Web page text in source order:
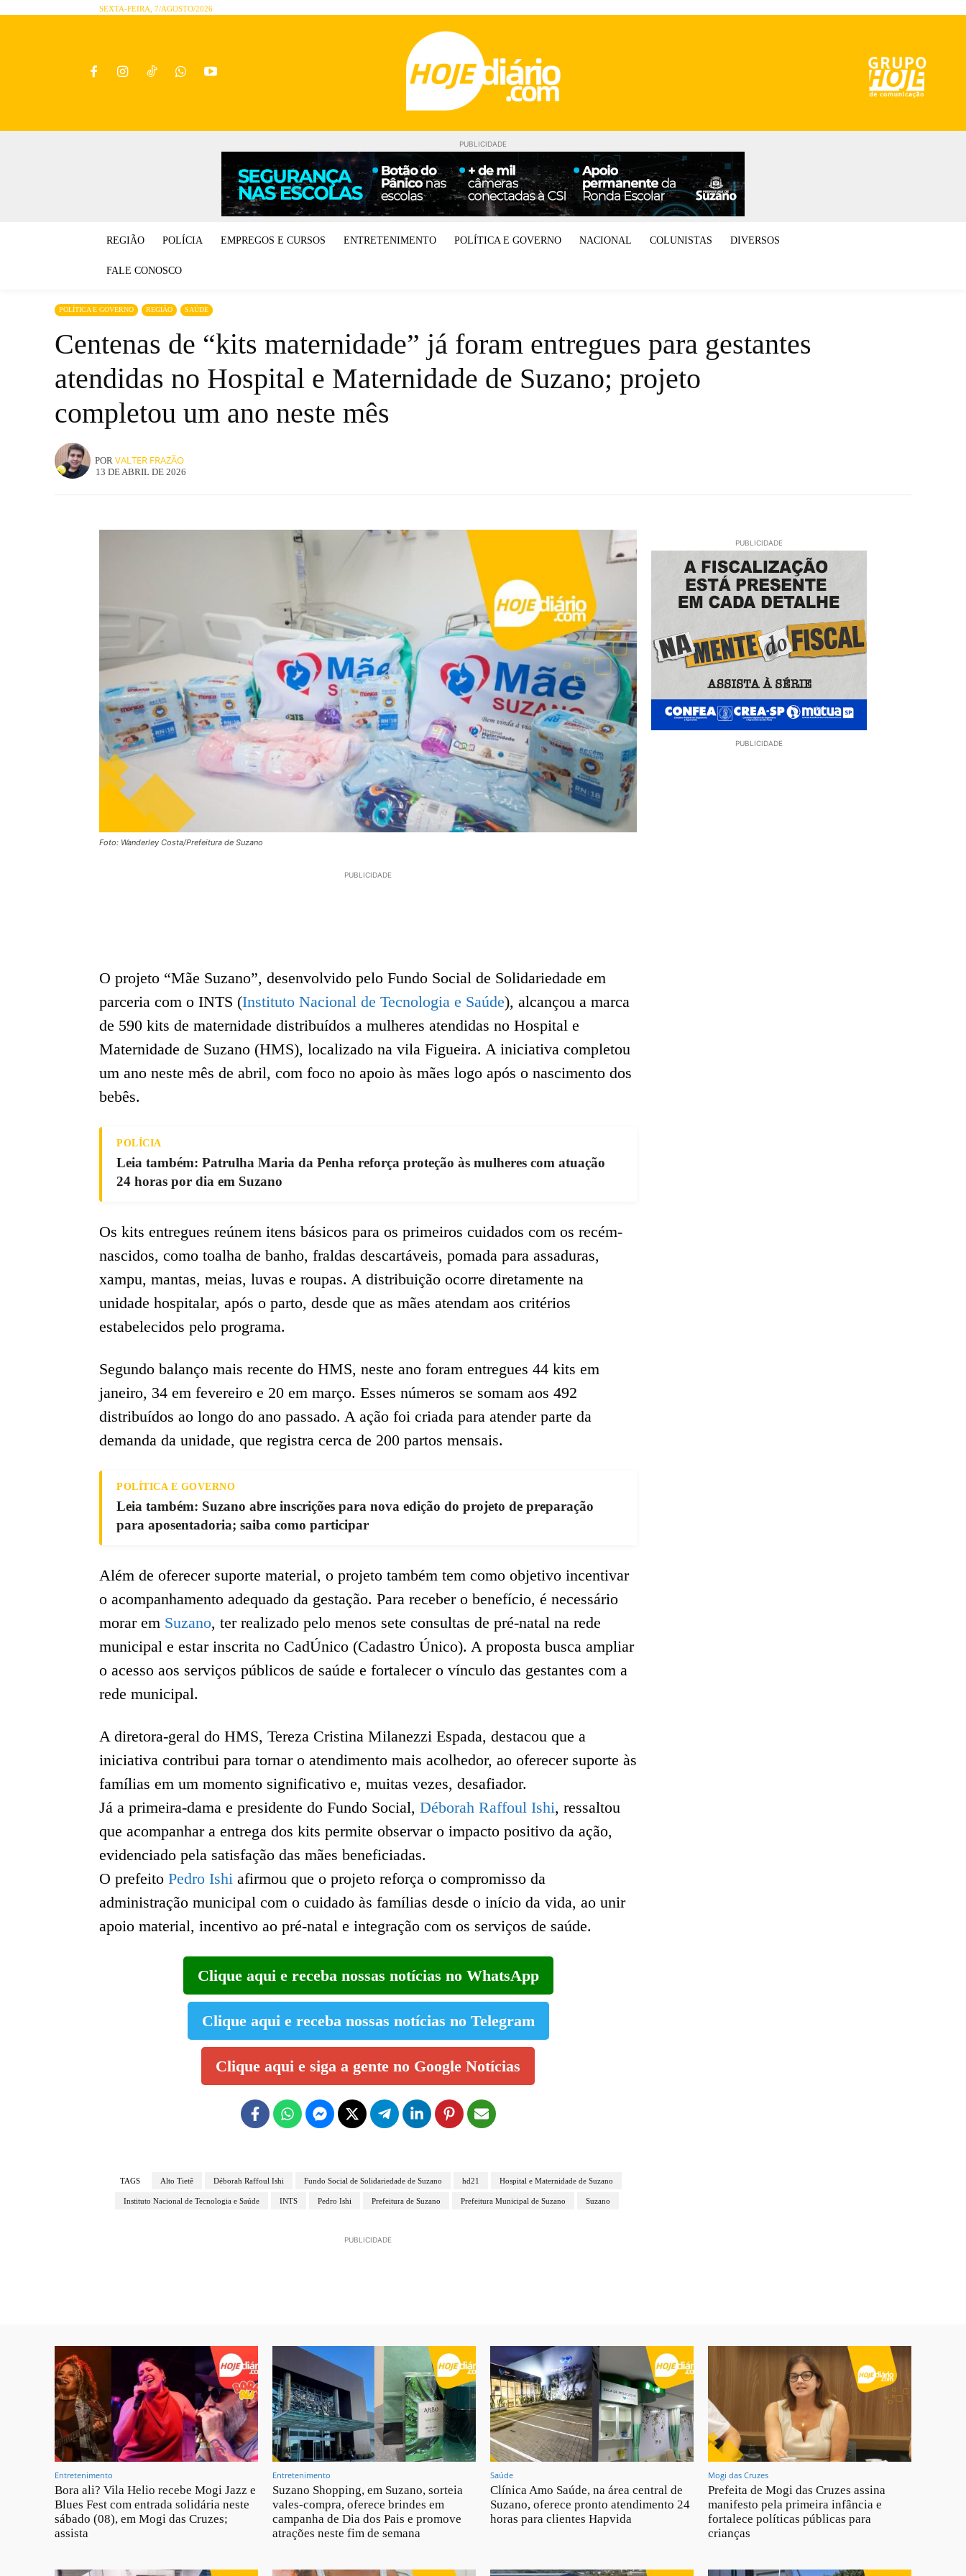
SEXTA-FEIRA, 7/AGOSTO/2026
PUBLICIDADE
REGIÃO POLÍCIA EMPREGOS E CURSOS ENTRETENIMENTO POLÍTICA E GOVERNO NACIONAL COLUNISTAS DIVERSOS
FALE CONOSCO
POLÍTICA E GOVERNO REGIÃO SAÚDE
Centenas de “kits maternidade” já foram entregues para gestantes
atendidas no Hospital e Maternidade de Suzano; projeto
completou um ano neste mês
POR VALTER FRAZÃO
13 DE ABRIL DE 2026
Foto: Wanderley Costa/Prefeitura de Suzano
PUBLICIDADE
O projeto “Mãe Suzano”, desenvolvido pelo Fundo Social de Solidariedade em
parceria com o INTS (Instituto Nacional de Tecnologia e Saúde), alcançou a marca
de 590 kits de maternidade distribuídos a mulheres atendidas no Hospital e
Maternidade de Suzano (HMS), localizado na vila Figueira. A iniciativa completou
um ano neste mês de abril, com foco no apoio às mães logo após o nascimento dos
bebês.
POLÍCIA
Leia também: Patrulha Maria da Penha reforça proteção às mulheres com atuação
24 horas por dia em Suzano
Os kits entregues reúnem itens básicos para os primeiros cuidados com os recém-
nascidos, como toalha de banho, fraldas descartáveis, pomada para assaduras,
xampu, mantas, meias, luvas e roupas. A distribuição ocorre diretamente na
unidade hospitalar, após o parto, desde que as mães atendam aos critérios
estabelecidos pelo programa.
Segundo balanço mais recente do HMS, neste ano foram entregues 44 kits em
janeiro, 34 em fevereiro e 20 em março. Esses números se somam aos 492
distribuídos ao longo do ano passado. A ação foi criada para atender parte da
demanda da unidade, que registra cerca de 200 partos mensais.
POLÍTICA E GOVERNO
Leia também: Suzano abre inscrições para nova edição do projeto de preparação
para aposentadoria; saiba como participar
Além de oferecer suporte material, o projeto também tem como objetivo incentivar
o acompanhamento adequado da gestação. Para receber o benefício, é necessário
morar em Suzano, ter realizado pelo menos sete consultas de pré-natal na rede
municipal e estar inscrita no CadÚnico (Cadastro Único). A proposta busca ampliar
o acesso aos serviços públicos de saúde e fortalecer o vínculo das gestantes com a
rede municipal.
A diretora-geral do HMS, Tereza Cristina Milanezzi Espada, destacou que a
iniciativa contribui para tornar o atendimento mais acolhedor, ao oferecer suporte às
famílias em um momento significativo e, muitas vezes, desafiador.
Já a primeira-dama e presidente do Fundo Social, Déborah Raffoul Ishi, ressaltou
que acompanhar a entrega dos kits permite observar o impacto positivo da ação,
evidenciado pela satisfação das mães beneficiadas.
O prefeito Pedro Ishi afirmou que o projeto reforça o compromisso da
administração municipal com o cuidado às famílias desde o início da vida, ao unir
apoio material, incentivo ao pré-natal e integração com os serviços de saúde.
Clique aqui e receba nossas notícias no WhatsApp
Clique aqui e receba nossas notícias no Telegram
Clique aqui e siga a gente no Google Notícias
TAGS Alto Tietê Déborah Raffoul Ishi Fundo Social de Solidariedade de Suzano hd21 Hospital e Maternidade de Suzano
Instituto Nacional de Tecnologia e Saúde INTS Pedro Ishi Prefeitura de Suzano Prefeitura Municipal de Suzano Suzano
PUBLICIDADE
PUBLICIDADE
PUBLICIDADE
Entretenimento
Bora ali? Vila Helio recebe Mogi Jazz e
Blues Fest com entrada solidária neste
sábado (08), em Mogi das Cruzes;
assista
Entretenimento
Suzano Shopping, em Suzano, sorteia
vales-compra, oferece brindes em
campanha de Dia dos Pais e promove
atrações neste fim de semana
Saúde
Clínica Amo Saúde, na área central de
Suzano, oferece pronto atendimento 24
horas para clientes Hapvida
Mogi das Cruzes
Prefeita de Mogi das Cruzes assina
manifesto pela primeira infância e
fortalece políticas públicas para
crianças